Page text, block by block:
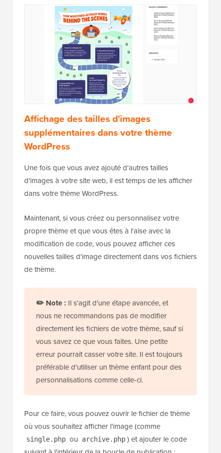
Parfois, vous pouvez avoir de longues images que
vous souhaitez utiliser sur votre site Web tout en
limitant leur largeur. Par exemple, vous avez peut-être
créé une infographie pour votresite Web d'entreprise
Les infographies ont tendance à être très longues et
généralement plus larges que la largeur du contenu.
Le mode de hauteur illimitée vous permet de spécifier
une largeur qui ne cassera pas votre mise en page
sans limiter la hauteur.
Affichage des tailles d'images
supplémentaires dans votre thème
WordPress
Une fois que vous avez ajouté d'autres tailles
d'images à votre site web, il est temps de les afficher
dans votre thème WordPress.
Maintenant, si vous créez ou personnalisez votre
propre thème et que vous êtes à l'aise avec la
modification de code, vous pouvez afficher ces
de thème.
✏️ Note : Il s'agit d'une étape avancée, et